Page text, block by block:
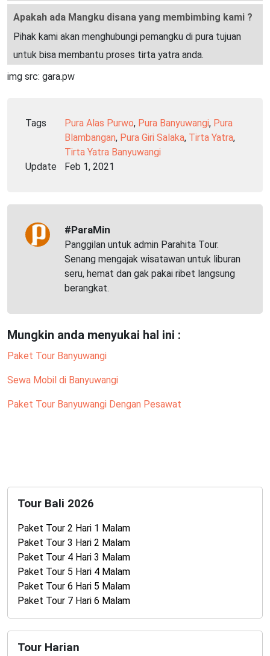
Apakah ada Mangku disana yang membimbing kami ?
Pihak kami akan menghubungi pemangku di pura tujuan
untuk bisa membantu proses tirta yatra anda.
img src: gara.pw
Tags Pura Alas Purwo, Pura Banyuwangi, Pura
Blambangan, Pura Giri Salaka, Tirta Yatra,
Tirta Yatra Banyuwangi
Update
Feb 1, 2021
#ParaMin
Panggilan untuk admin Parahita Tour.
Senang mengajak wisatawan untuk liburan
seru, hemat dan gak pakai ribet langsung
berangkat.
Mungkin anda menyukai hal ini :
Paket Tour Banyuwangi
Sewa Mobil di Banyuwangi
Paket Tour Banyuwangi Dengan Pesawat
Tour Bali 2026
Paket Tour 2 Hari 1 Malam
Paket Tour 3 Hari 2 Malam
Paket Tour 4 Hari 3 Malam
Paket Tour 5 Hari 4 Malam
Paket Tour 6 Hari 5 Malam
Paket Tour 7 Hari 6 Malam
Tour Harian